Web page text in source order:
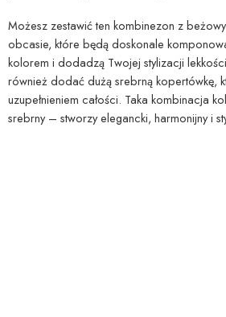
Możesz zestawić ten kombinezon z
obcasie, które będą doskonale
kolorem i dodadzą Twojej stylizacji
również dodać dużą srebrną kopertówkę,
uzupełnieniem całości. Taka kombinacja
srebrny – stworzy elegancki, harmonijny i